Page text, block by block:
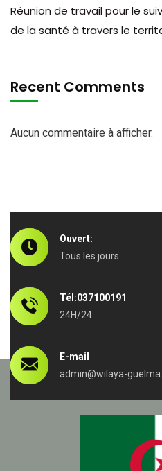
Réunion de travail pour le
de la santé à travers le
Recent Comments
Aucun commentaire à afficher.
Ouvert:
Tous les jours
Tél:037100191
24H/24
E-mail
admin@wilaya-